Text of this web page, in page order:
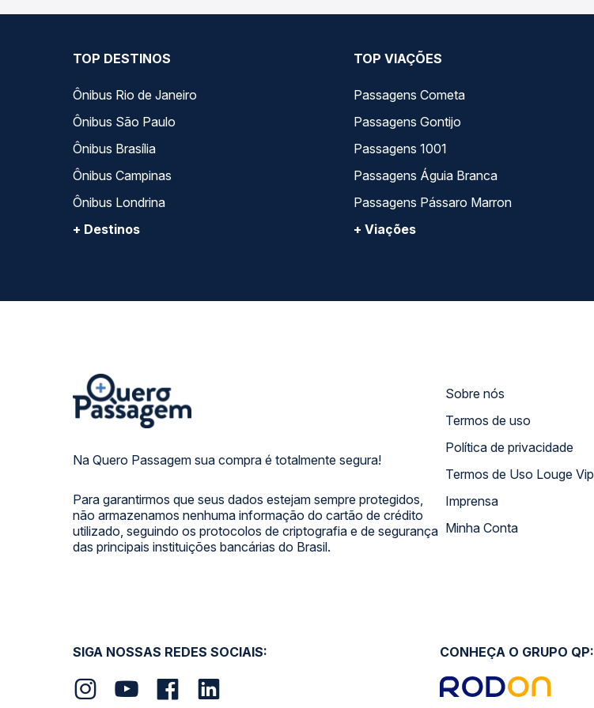
TOP DESTINOS
Ônibus Rio de Janeiro
Ônibus São Paulo
Ônibus Brasília
Ônibus Campinas
Ônibus Londrina
+ Destinos
TOP VIAÇÕES
Passagens Cometa
Passagens Gontijo
Passagens 1001
Passagens Águia Branca
Passagens Pássaro Marron
+ Viações
Na Quero Passagem sua compra é totalmente segura!
Para garantirmos que seus dados estejam sempre protegidos,
não armazenamos nenhuma informação do cartão de crédito
utilizado, seguindo os protocolos de criptografia e de segurança
das principais instituições bancárias do Brasil.
Sobre nós
Termos de uso
Política de privacidade
Termos de Uso Louge Vip
Imprensa
Minha Conta
SIGA NOSSAS REDES SOCIAIS: CONHEÇA O GRUPO QP: